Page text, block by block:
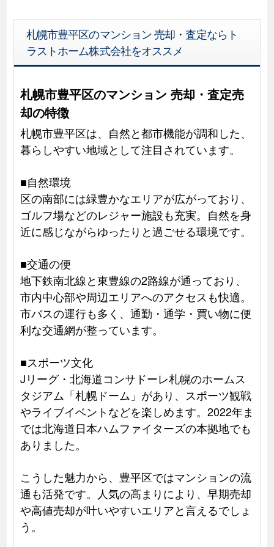
札幌市豊平区のマンション 売却・査定ならト
ラストホーム株式会社をオススメ
札幌市豊平区のマンション 売却・査定売
却の特徴
札幌市豊平区は、自然と都市機能が調和した、
暮らしやすい地域として注目されています。
■自然環境
区の南部には緑豊かなエリアが広がっており、
ゴルフ場などのレジャー施設も充実。自然を身
近に感じながらゆったりと過ごせる環境です。
■交通の便
地下鉄南北線と東豊線の2路線が通っており、
市内中心部や周辺エリアへのアクセスも快適。
市バスの運行も多く、通勤・通学・買い物に便
利な交通網が整っています。
■スポーツ文化
Jリーグ・北海道コンサドーレ札幌のホームス
タジアム「札幌ドーム」があり、スポーツ観戦
やライブイベントなどを楽しめます。2022年ま
では北海道日本ハムファイターズの本拠地でも
ありました。
こうした魅力から、豊平区ではマンションの流
通も活発です。人気の高まりにより、早期売却
や高値売却が叶いやすいエリアと言えるでしょ
う。